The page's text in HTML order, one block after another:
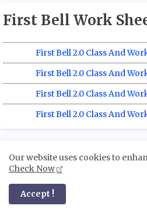
First Bell Work
First Bell 2.0 Class And
First Bell 2.0 Class And
First Bell 2.0 Class And
First Bell 2.0 Class And
Our website uses cookies to
Check Now
Accept !